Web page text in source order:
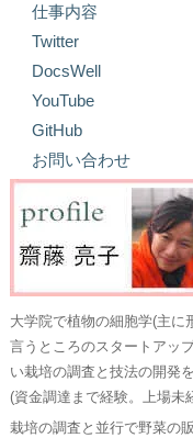
仕事内容
Twitter
DocsWell
YouTube
GitHub
お問い合わせ
大学院で植物の細胞学(主に
言うところのスタートアッ
い栽培の調査と技法の開発
(資金調達まで経験。上場未
栽培の調査と並行で野菜の